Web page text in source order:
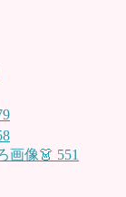
画像👗 551